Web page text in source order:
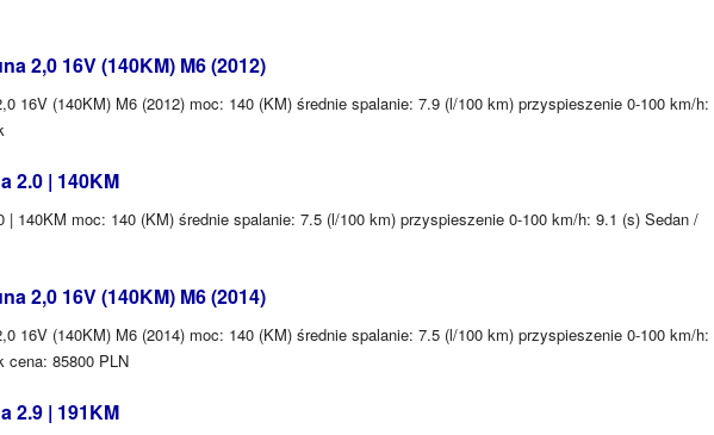
2,0 16V (140KM) M6 (2012)
16V (140KM) M6 (2012) moc: 140 (KM) średnie spalanie: 7.9 (l/100 km) przyspieszenie 0-100 km/h:
2.0 | 140KM
| 140KM moc: 140 (KM) średnie spalanie: 7.5 (l/100 km) przyspieszenie 0-100 km/h: 9.1 (s) Sedan /
2,0 16V (140KM) M6 (2014)
16V (140KM) M6 (2014) moc: 140 (KM) średnie spalanie: 7.5 (l/100 km) przyspieszenie 0-100 km/h:
cena: 85800 PLN
2.9 | 191KM